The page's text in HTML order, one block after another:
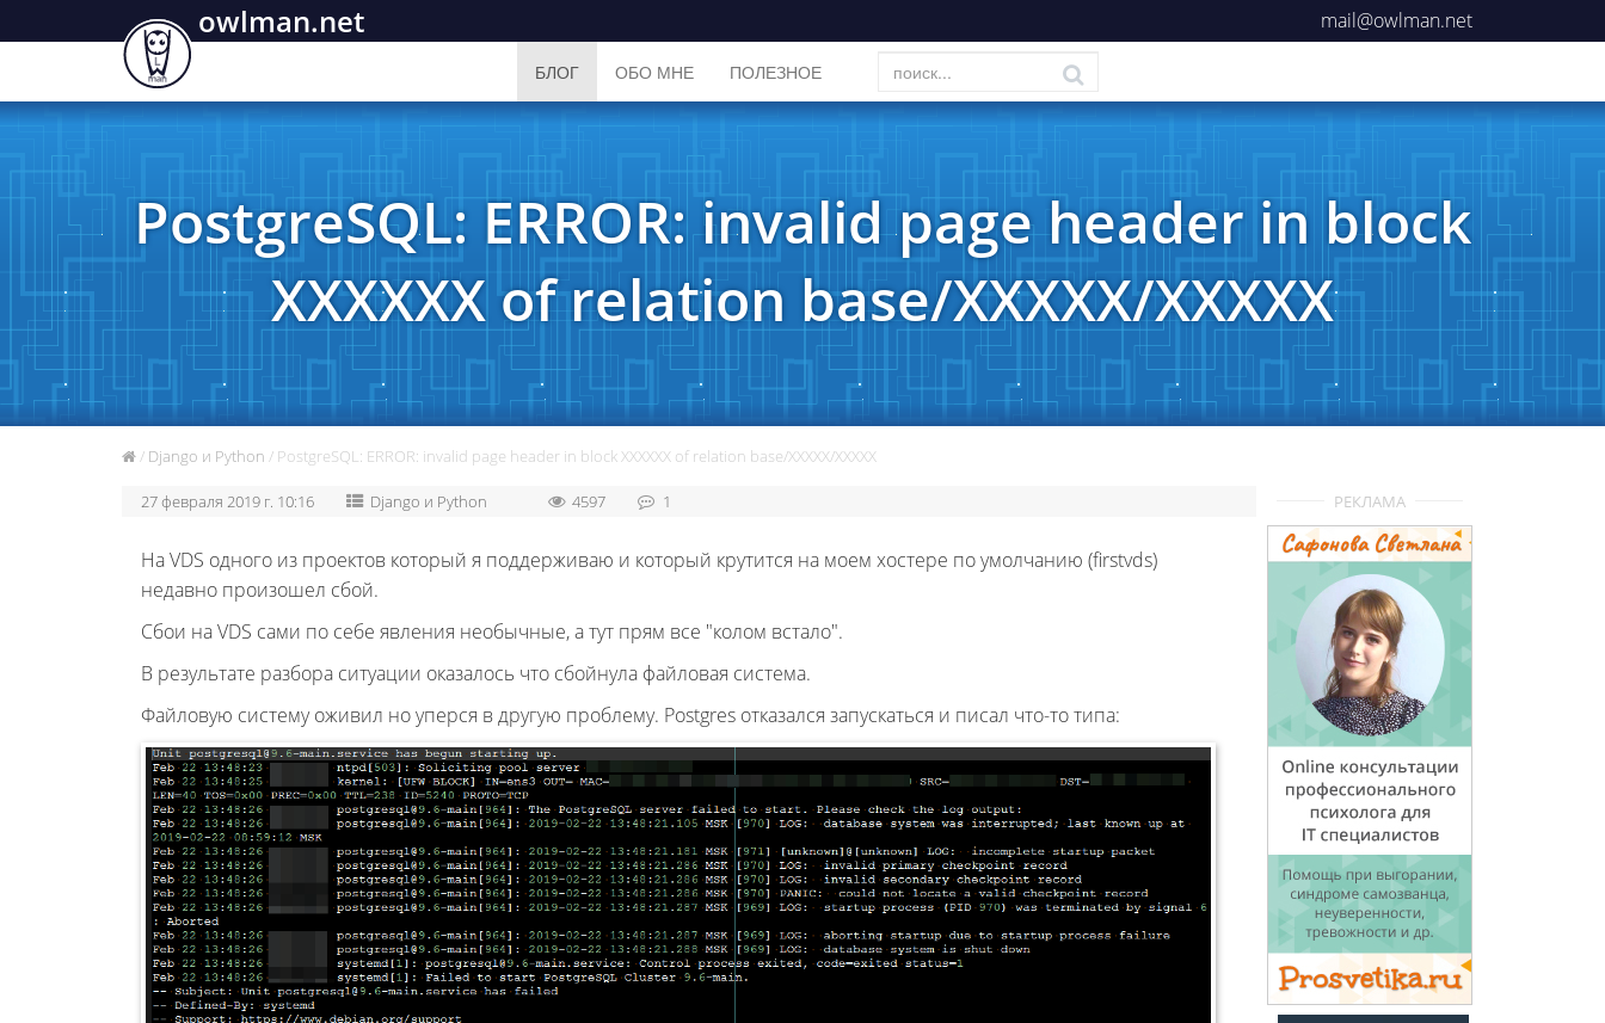
owlman.net mail@owlman.net
БЛОГ ОБО МНЕ ПОЛЕЗНОЕ
PostgreSQL: ERROR: invalid page header in block
XXXXXX of relation base/XXXXX/XXXXX
/ Django и Python / PostgreSQL: ERROR: invalid page header in block XXXXXX of relation base/XXXXX/XXXXX
27 февраля 2019 г. 10:16 Django и Python 4597 1
На VDS одного из проектов который я поддерживаю и который крутится на моем хостере по умолчанию (firstvds)
недавно произошел сбой.
Сбои на VDS сами по себе явления необычные, а тут прям все "колом встало".
В результате разбора ситуации оказалось что сбойнула файловая система.
Файловую систему оживил но уперся в другую проблему. Postgres отказался запускаться и писал что-то типа:
РЕКЛАМА